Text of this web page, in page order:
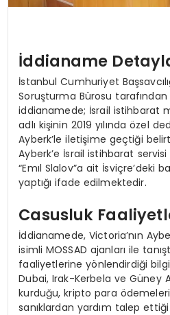
İddianame
İstanbul Cumhuriyet
Soruşturma Bürosu tarafından
iddianamede; İsrail istihbarat
adlı kişinin 2019 yılında özel
Ayberk’le iletişime geçtiği
Ayberk’e İsrail istihbarat
“Emıl Slalov”a ait İsviçre’deki
yaptığı ifade edilmektedir.
Casusluk
İddianamede, Victoria’nın
isimli MOSSAD ajanları ile
faaliyetlerine yönlendirdiği
Dubai, Irak-Kerbela ve Güney
kurduğu, kripto para
sanıklardan yardım talep